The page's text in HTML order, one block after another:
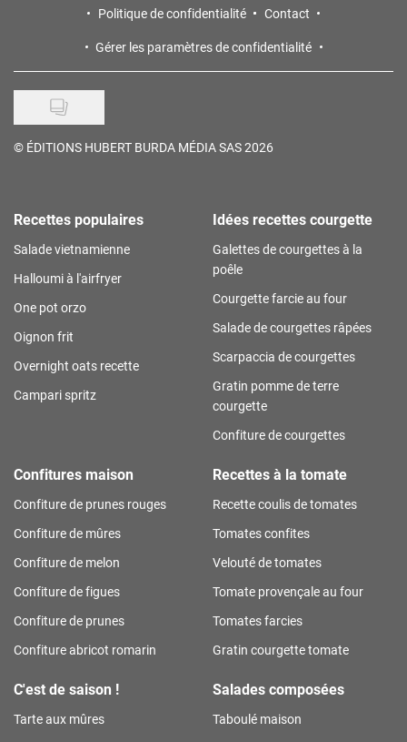
Politique de confidentialité
Contact
Gérer les paramètres de confidentialité
© ÉDITIONS HUBERT BURDA MÉDIA SAS 2026
Recettes populaires
Salade vietnamienne
Halloumi à l'airfryer
One pot orzo
Oignon frit
Overnight oats recette
Campari spritz
Idées recettes courgette
Galettes de courgettes à la
poêle
Courgette farcie au four
Salade de courgettes râpées
Scarpaccia de courgettes
Gratin pomme de terre
courgette
Confiture de courgettes
Confitures maison
Confiture de prunes rouges
Confiture de mûres
Confiture de melon
Confiture de figues
Confiture de prunes
Confiture abricot romarin
Recettes à la tomate
Recette coulis de tomates
Tomates confites
Velouté de tomates
Tomate provençale au four
Tomates farcies
Gratin courgette tomate
C'est de saison !
Tarte aux mûres
Salades composées
Taboulé maison